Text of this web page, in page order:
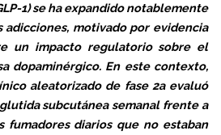
1) se ha expandido notablemente
motivado por evidencia
un impacto regulatorio sobre el
dopaminérgico. En este contexto,
aleatorizado de fase 2a evaluó
subcutánea semanal frente a
fumadores diarios que no estaban